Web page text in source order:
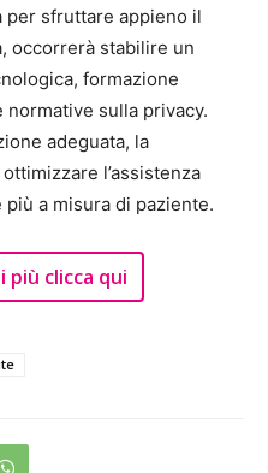
per sfruttare appieno il
occorrerà stabilire un
formazione
sulla privacy.
adeguata, la
l’assistenza
a misura di paziente.
più clicca qui